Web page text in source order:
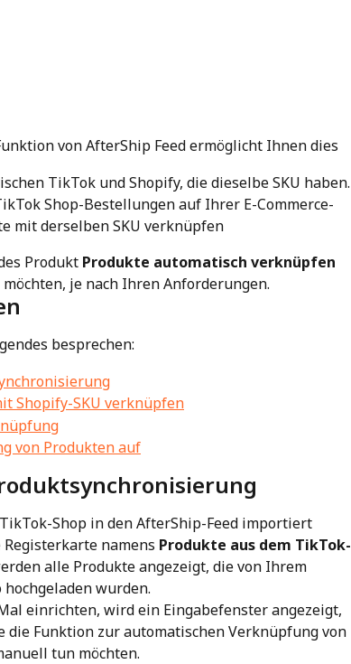
von AfterShip Feed ermöglicht Ihnen dies
TikTok und Shopify, die dieselbe SKU haben.
Shop-Bestellungen auf Ihrer E-Commerce-
mit derselben SKU verknüpfen
Produkt Produkte automatisch verknüpfen
möchten, je nach Ihren Anforderungen.
besprechen:
Shopify-SKU verknüpfen
von Produkten auf
Shop in den AfterShip-Feed importiert
namens Produkte aus dem TikTok-
alle Produkte angezeigt, die von Ihrem
wurden.
einrichten, wird ein Eingabefenster angezeigt,
die Funktion zur automatischen Verknüpfung von
tun möchten.